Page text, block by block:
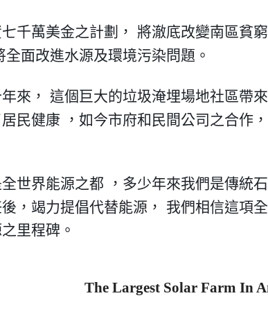
千萬美金之計劃 ， 將澈底改變南區貧
全面改進水源及環境污染問題 。
來 ， 這個巨大的垃圾淹埋場地社區帶
民健康 ， 如今市府和民間公司之合作 ，
世界能源之都 ， 多少年來我們是傳統
， 竭力提倡代替能源 ， 我們相信這項
里程碑 。
The Largest Solar Farm In